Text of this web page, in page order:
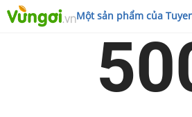
Một sản phẩm của